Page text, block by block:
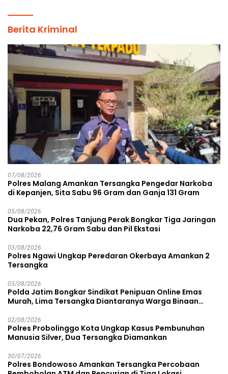
Berita Kriminal
07/08/2026
Polres Malang Amankan Tersangka Pengedar Narkoba
di Kepanjen, Sita Sabu 96 Gram dan Ganja 131 Gram
05/08/2026
Dua Pekan, Polres Tanjung Perak Bongkar Tiga Jaringan
Narkoba 22,76 Gram Sabu dan Pil Ekstasi
03/08/2026
Polres Ngawi Ungkap Peredaran Okerbaya Amankan 2
Tersangka
03/08/2026
Polda Jatim Bongkar Sindikat Penipuan Online Emas
Murah, Lima Tersangka Diantaranya Warga Binaan
02/08/2026
Polres Probolinggo Kota Ungkap Kasus Pembunuhan
Manusia Silver, Dua Tersangka Diamankan
30/07/2026
Polres Bondowoso Amankan Tersangka Percobaan